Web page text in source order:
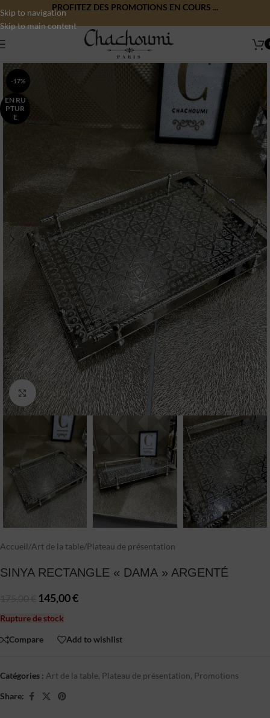
Skip to navigation
Skip to main content
PROFITEZ DES PROMOTIONS EN COURS ...
-17%
EN RU
PTUR
E
Click to enlarge
Accueil/Art de la table/Plateau de présentation
SINYA RECTANGLE « DAMA » ARGENTÉ
145,00€
Rupture de stock
Compare Add to wishlist
Catégories : Art de la table, Plateau de présentation, Promotions
Share: